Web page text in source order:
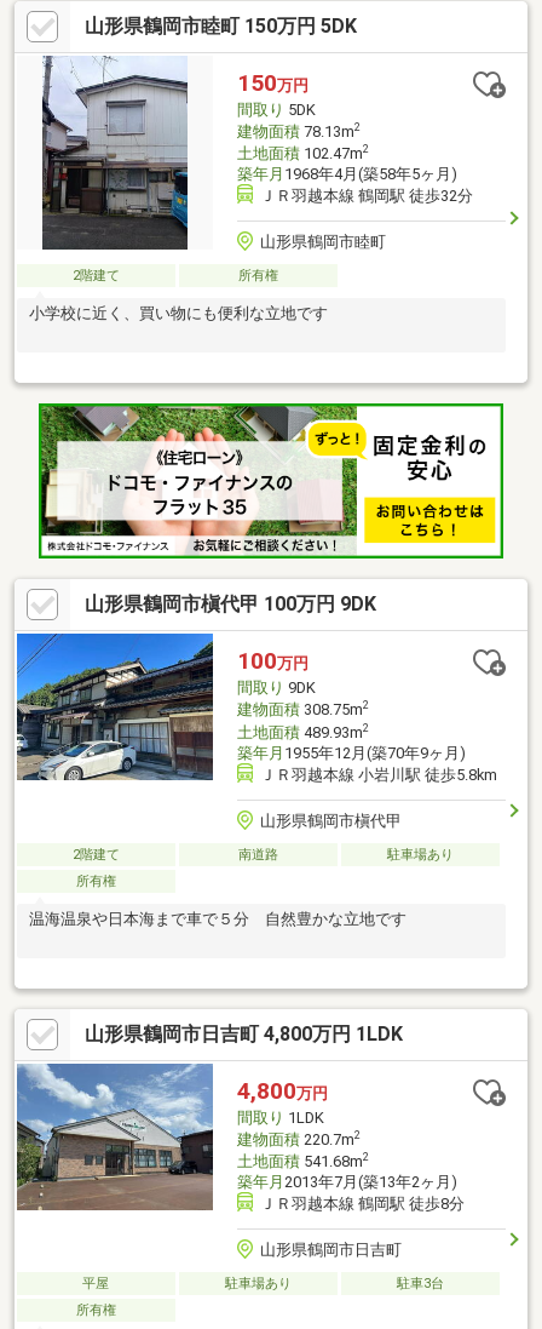
の故障や漏水についてお引渡しより２年間保証。・お客様に合わ
せたローンの組み方や金融機関をご提案。住宅ローンが初めての
方でもお気軽にご相談ください。【周辺施設】・鶴岡市立藤島小
学校800ｍ（徒歩10分）・鶴岡市立藤島中学校1100ｍ（徒歩14
山形県鶴岡市睦町 150万円 5DK
150万円
間取り 5DK
建物面積78.13m2
土地面積102.47m2
築年月 1968年4月(築58年5ヶ月)
ＪＲ羽越本線 鶴岡駅 徒歩32分
山形県鶴岡市睦町
2階建て 所有権
小学校に近く、買い物にも便利な立地です
山形県鶴岡市槇代甲 100万円 9DK
100万円
間取り 9DK
建物面積308.75m2
土地面積489.93m2
築年月 1955年12月(築70年9ヶ月)
ＪＲ羽越本線 小岩川駅 徒歩5.8km
山形県鶴岡市槇代甲
2階建て 南道路
駐車場あり
所有権
温海温泉や日本海まで車で５分 自然豊かな立地です
山形県鶴岡市日吉町 4,800万円 1LDK
4,800万円
間取り 1LDK
建物面積220.7m2
土地面積541.68m2
築年月 2013年7月(築13年2ヶ月)
ＪＲ羽越本線 鶴岡駅 徒歩8分
山形県鶴岡市日吉町
平屋 駐車場あり
駐車3台
所有権